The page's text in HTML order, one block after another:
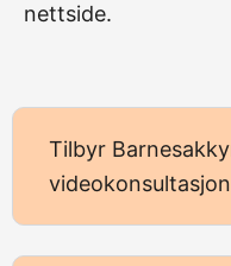
nettside.
Tilbyr